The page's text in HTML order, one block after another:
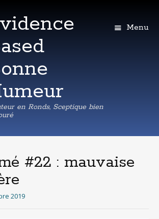
en Ronds, Sceptique bien
Menu
#22 : mauvaise
2019